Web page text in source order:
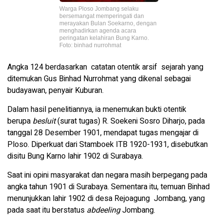
Warga Ploso Jombang selaku
bersemangat memperingati dan
merayakan Bulan Soekarno, dengan
menghadirkan agenda acara
peringatan kelahiran Bung Karno.
Foto: binhad nurrohmat
Angka 124 berdasarkan catatan otentik arsif sejarah yang
ditemukan Gus Binhad Nurrohmat yang dikenal sebagai
budayawan, penyair Kuburan.
Dalam hasil penelitiannya, ia menemukan bukti otentik
berupa besluit(surat tugas) R. Soekeni Sosro Diharjo, pada
tanggal 28 Desember 1901, mendapat tugas mengajar di
Ploso. Diperkuat dari Stamboek ITB 1920-1931, disebutkan
disitu Bung Karno lahir 1902 di Surabaya.
Saat ini opini masyarakat dan negara masih berpegang pada
angka tahun 1901 di Surabaya. Sementara itu, temuan Binhad
menunjukkan lahir 1902 di desa Rejoagung Jombang, yang
pada saat itu berstatus abdeelingJombang.